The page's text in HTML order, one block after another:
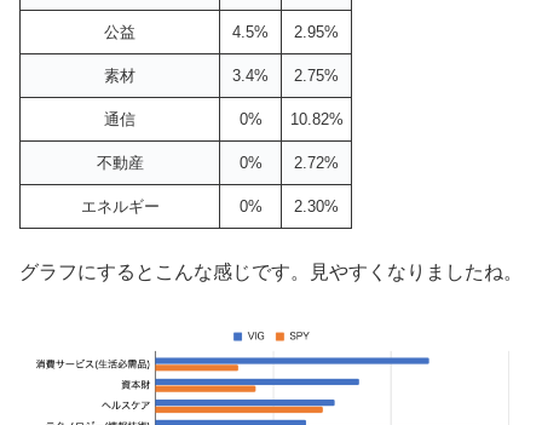
公益 4.5% 2.95%
素材 3.4% 2.75%
通信 0% 10.82%
不動産 0% 2.72%
エネルギー 0% 2.30%
グラフにするとこんな感じです。見やすくなりましたね。